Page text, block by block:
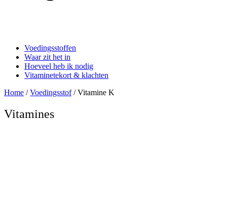
Voedingsstoffen
Waar zit het in
Hoeveel heb ik nodig
Vitaminetekort & klachten
Home /Voedingsstof/ Vitamine K
Vitamines